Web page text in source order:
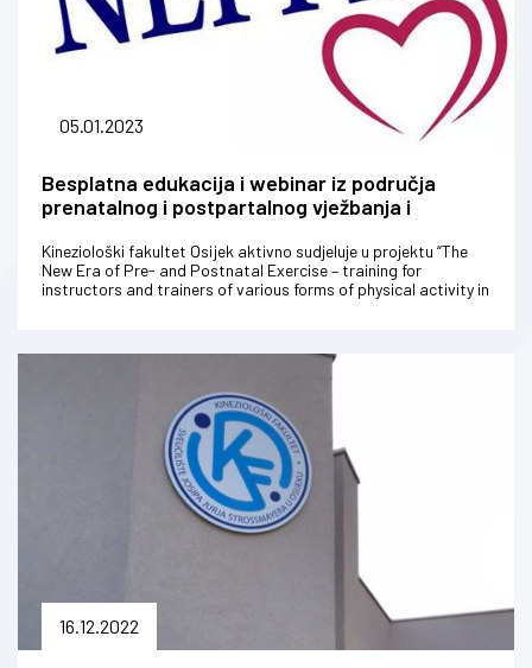
05.01.2023
Besplatna edukacija i webinar iz područja
prenatalnog i postpartalnog vježbanja i
Kineziološki fakultet Osijek aktivno sudjeluje u projektu “The
New Era of Pre- and Postnatal Exercise – training for
instructors and trainers of various forms of physical activity in
16.12.2022